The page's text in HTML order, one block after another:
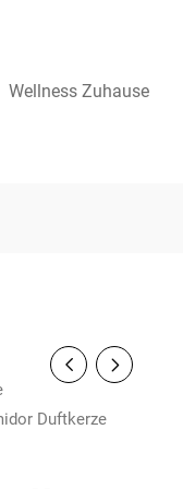
Wellness Zuhause
Duftkerze